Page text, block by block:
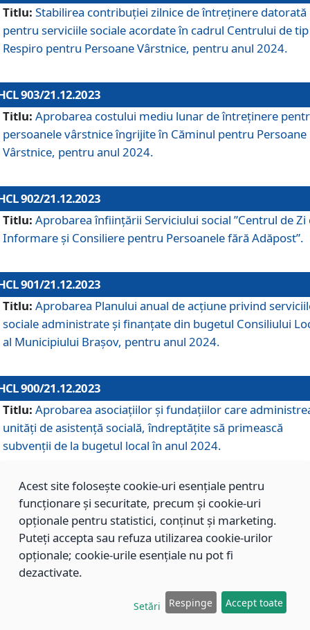
Titlu: Stabilirea contribuţiei zilnice de întreținere datorată
pentru serviciile sociale acordate în cadrul Centrului de tip
Respiro pentru Persoane Vârstnice, pentru anul 2024.
903/21.12.2023
Titlu: Aprobarea costului mediu lunar de întreţinere
persoanele vârstnice îngrijite în Căminul pentru Persoane
Vârstnice, pentru anul 2024.
902/21.12.2023
Titlu: Aprobarea înființării Serviciului social ”Centrul de Zi
Informare și Consiliere pentru Persoanele fără Adăpost”.
901/21.12.2023
Titlu: Aprobarea Planului anual de acțiune privind
sociale administrate și finanțate din bugetul Consiliului
al Municipiului Brașov, pentru anul 2024.
900/21.12.2023
Titlu: Aprobarea asociațiilor şi fundațiilor care
unități de asistenţă socială, îndreptăţite să primească
subvenţii de la bugetul local în anul 2024.
899/21.12.2023
Aprobarea standardelor de cost pentru serviciile
sociale furnizate în cadrul Direcției de Asistență Socială
Brașov, pentru anul 2024.
Modificarea Anexei la H.C.L. nr. 91 din 09.02.2018,
Acest site folosește cookie-uri esențiale pentru
funcționare și securitate, precum și cookie-uri
opționale pentru statistici, conținut și marketing.
Puteți accepta sau refuza utilizarea cookie-urilor
opționale; cookie-urile esențiale nu pot fi
dezactivate.
Setări Respinge Accept toate